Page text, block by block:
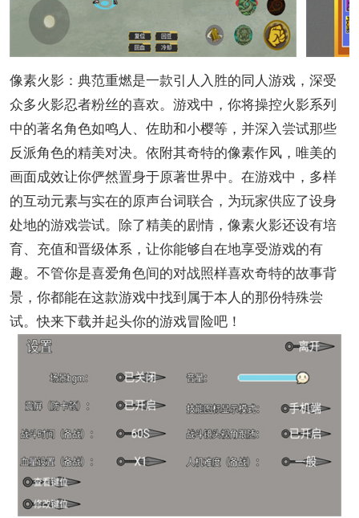
像素火影：典范重燃是一款引人入胜的同人游戏，深受
众多火影忍者粉丝的喜欢。游戏中，你将操控火影系列
中的著名角色如鸣人、佐助和小樱等，并深入尝试那些
反派角色的精美对决。依附其奇特的像素作风，唯美的
画面成效让你俨然置身于原著世界中。在游戏中，多样
的互动元素与实在的原声台词联合，为玩家供应了设身
处地的游戏尝试。除了精美的剧情，像素火影还设有培
育、充值和晋级体系，让你能够自在地享受游戏的有
趣。不管你是喜爱角色间的对战照样喜欢奇特的故事背
景，你都能在这款游戏中找到属于本人的那份特殊尝
试。快来下载并起头你的游戏冒险吧！